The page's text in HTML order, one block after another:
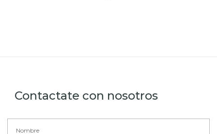
Contactate con nosotros